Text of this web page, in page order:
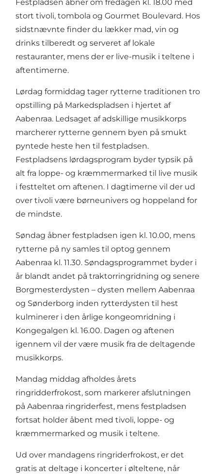
Festpladsen åbner om fredagen kl. 18.00 med
stort tivoli, tombola og Gourmet Boulevard. Hos
sidstnævnte finder du lækker mad, vin og
drinks tilberedt og serveret af lokale
restauranter, mens der er live-musik i teltene i
aftentimerne.
Lørdag formiddag tager rytterne traditionen tro
opstilling på Markedspladsen i hjertet af
Aabenraa. Ledsaget af adskillige musikkorps
marcherer rytterne gennem byen på smukt
pyntede heste hen til festpladsen.
Festpladsens lørdagsprogram byder typsik på
alt fra loppe- og kræmmermarked til live musik
i festteltet om aftenen. I dagtimerne vil der ud
over tivoli være børneunivers og hoppeland for
de mindste.
Søndag åbner festpladsen igen kl. 10.00, mens
rytterne på ny samles til optog gennem
Aabenraa kl. 11.30. Søndagsprogrammet byder i
år blandt andet på traktorringridning og senere
Borgmesterdysten – dysten mellem Aabenraa
og Sønderborg inden rytterdysten til hest
kulminerer i den årlige kongeomridning i
Kongegalgen kl. 16.00. Dagen og aftenen
igennem vil der være musik fra de deltagende
musikkorps.
Mandag middag afholdes årets
ringridderfrokost, som markerer afslutningen
på Aabenraa ringriderfest, mens festpladsen
fortsat holder åbent med tivoli, loppe- og
kræmmermarked og musik i teltene.
Ud over mandagens ringriderfrokost, er det
gratis at deltage i koncerter i ølteltene, når